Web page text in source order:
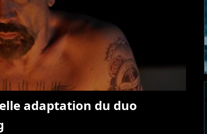
adaptation du duo